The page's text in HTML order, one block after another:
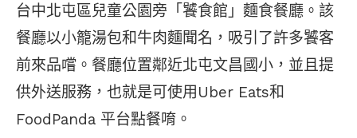
台中北屯區兒童公園旁「饕食館」麵食餐廳。該
餐廳以小籠湯包和牛肉麵聞名，吸引了許多饕客
前來品嚐。餐廳位置鄰近北屯文昌國小，並且提
供外送服務，也就是可使用Uber Eats和
FoodPanda 平台點餐唷。